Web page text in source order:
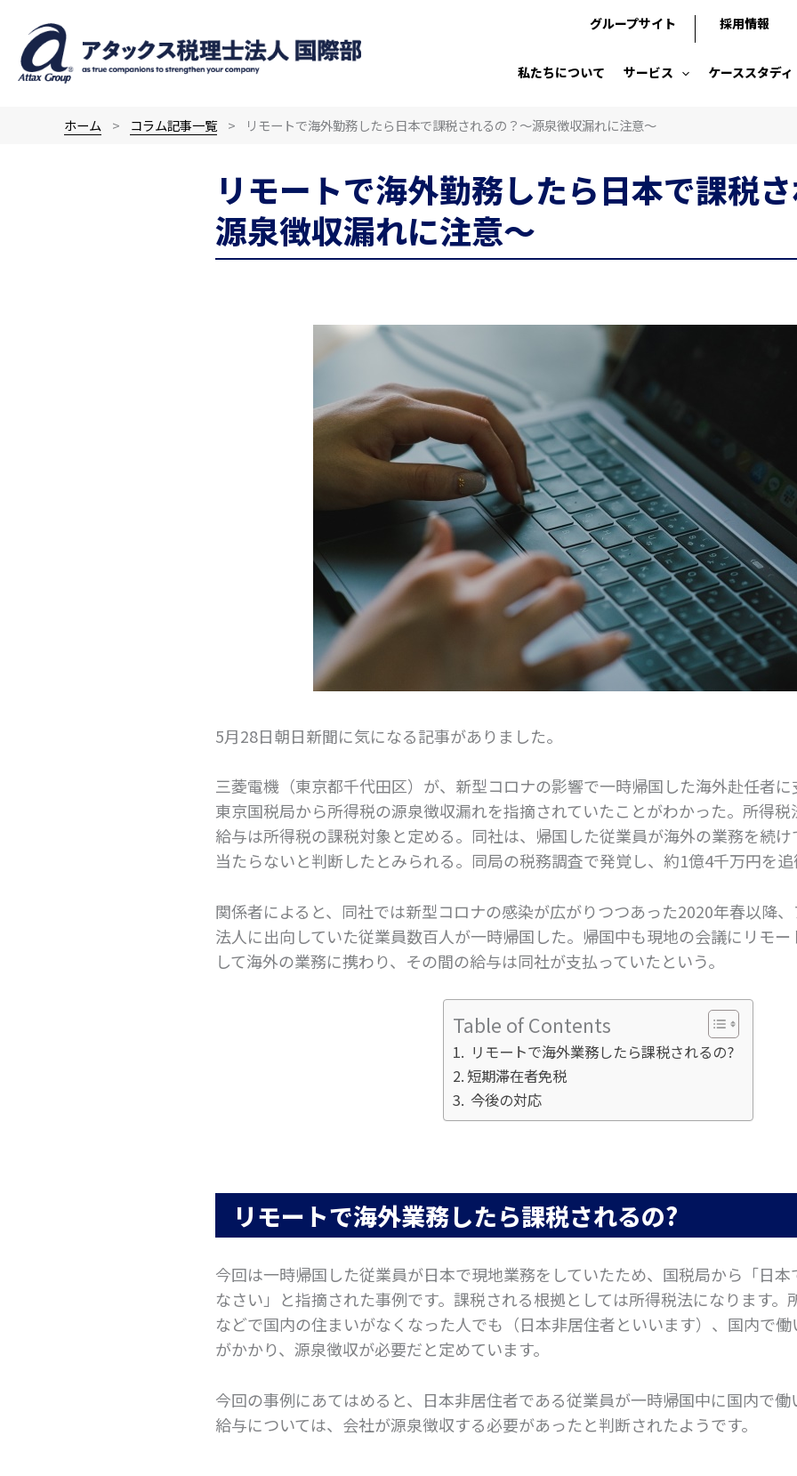
グループサイト 採用情報
私たちについて サービス ケーススタディ
ホーム コラム記事一覧 リモートで海外勤務したら日本で課税されるの？～源泉徴収漏れに注意～
リモートで海外勤務したら日本で課税
源泉徴収漏れに注意～
5月28日朝日新聞に気になる記事がありました。
三菱電機（東京都千代田区）が、新型コロナの影響で一時帰国した海外赴任者に
東京国税局から所得税の源泉徴収漏れを指摘されていたことがわかった。所得
給与は所得税の課税対象と定める。同社は、帰国した従業員が海外の業務を続
当たらないと判断したとみられる。同局の税務調査で発覚し、約1億4千万円を追
関係者によると、同社では新型コロナの感染が広がりつつあった2020年春以降
法人に出向していた従業員数百人が一時帰国した。帰国中も現地の会議にリモ
して海外の業務に携わり、その間の給与は同社が支払っていたという。
Table of Contents
リモートで海外業務したら課税されるの?
短期滞在者免税
今後の対応
リモートで海外業務したら課税されるの?
今回は一時帰国した従業員が日本で現地業務をしていたため、国税局から「日
なさい」と指摘された事例です。課税される根拠としては所得税法になります
などで国内の住まいがなくなった人でも（日本非居住者といいます）、国内で
がかかり、源泉徴収が必要だと定めています。
今回の事例にあてはめると、日本非居住者である従業員が一時帰国中に国内で
給与については、会社が源泉徴収する必要があったと判断されたようです。